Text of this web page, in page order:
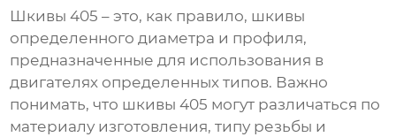
Шкивы 405 – это, как правило, шкивы
определенного диаметра и профиля,
предназначенные для использования в
двигателях определенных типов. Важно
понимать, что шкивы 405 могут различаться по
материалу изготовления, типу резьбы и